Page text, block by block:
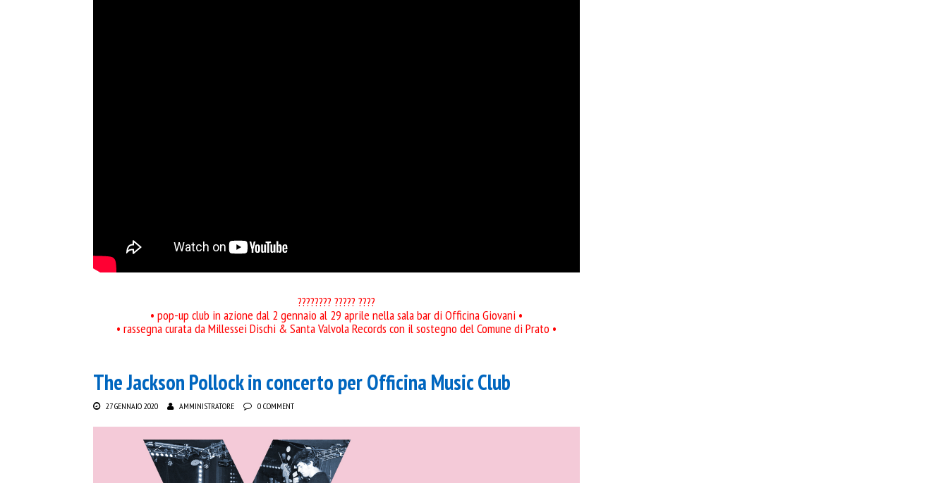
???????? ????? ????
• pop-up club in azione dal 2 gennaio al 29 aprile nella sala bar di Officina Giovani •
• rassegna curata da Millessei Dischi & Santa Valvola Records con il sostegno del Comune di Prato •
The Jackson Pollock in concerto per Officina Music Club
27 GENNAIO 2020 AMMINISTRATORE 0 COMMENT